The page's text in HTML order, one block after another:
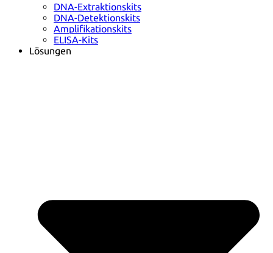
DNA-Extraktionskits
DNA-Detektionskits
Amplifikationskits
ELISA-Kits
Lösungen